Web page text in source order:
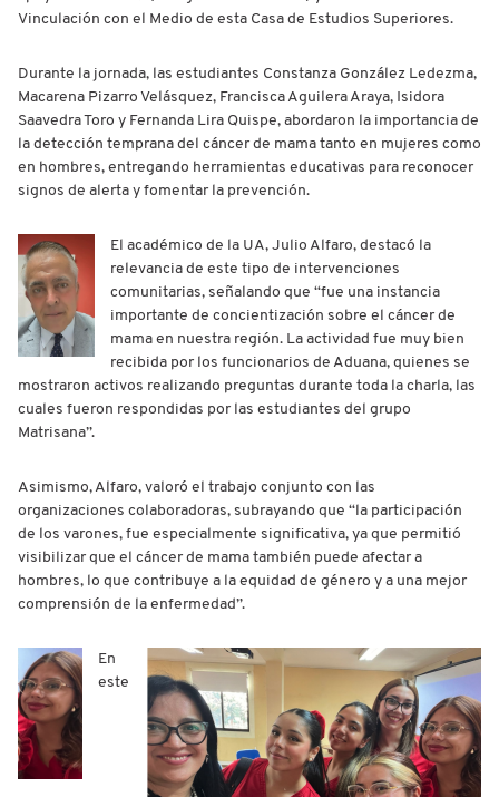
Vinculación con el Medio de esta Casa de Estudios Superiores.
Durante la jornada, las estudiantes Constanza González Ledezma,
Macarena Pizarro Velásquez, Francisca Aguilera Araya, Isidora
Saavedra Toro y Fernanda Lira Quispe, abordaron la importancia de
la detección temprana del cáncer de mama tanto en mujeres como
en hombres, entregando herramientas educativas para reconocer
signos de alerta y fomentar la prevención.
El académico de la UA, Julio Alfaro, destacó la
relevancia de este tipo de intervenciones
comunitarias, señalando que “fue una instancia
importante de concientización sobre el cáncer de
mama en nuestra región. La actividad fue muy bien
recibida por los funcionarios de Aduana, quienes se
mostraron activos realizando preguntas durante toda la charla, las
cuales fueron respondidas por las estudiantes del grupo
Matrisana”.
Asimismo, Alfaro, valoró el trabajo conjunto con las
organizaciones colaboradoras, subrayando que “la participación
de los varones, fue especialmente significativa, ya que permitió
visibilizar que el cáncer de mama también puede afectar a
hombres, lo que contribuye a la equidad de género y a una mejor
comprensión de la enfermedad”.
En
este